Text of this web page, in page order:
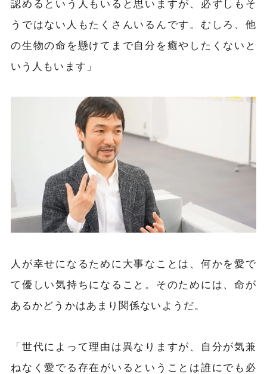
認めるという人もいると思いますが、必ずしもそ
うではない人もたくさんいるんです。むしろ、他
の生物の命を懸けてまで自分を癒やしたくないと
いう人もいます」
人が幸せになるために大事なことは、何かを愛で
て優しい気持ちになること。そのためには、命が
あるかどうかはあまり関係ないようだ。
「世代によって理由は異なりますが、自分が気兼
ねなく愛でる存在がいるということは誰にでも必